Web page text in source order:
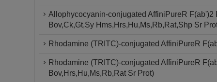
Allophycocyanin-conjugated AffiniPureR
Bov,Ck,Gt,Sy Hms,Hrs,Hu,Ms,Rb,Rat,Shp Sr
Rhodamine (TRITC)-conjugated AffiniPureR
Rhodamine (TRITC)-conjugated AffiniPureR
Bov,Hrs,Hu,Ms,Rb,Rat Sr Prot)